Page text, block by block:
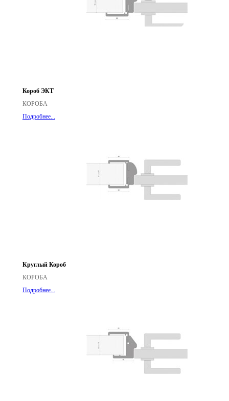
Короб ЭКТ
КОРОБА
Подробнее...
Круглый Короб
КОРОБА
Подробнее...